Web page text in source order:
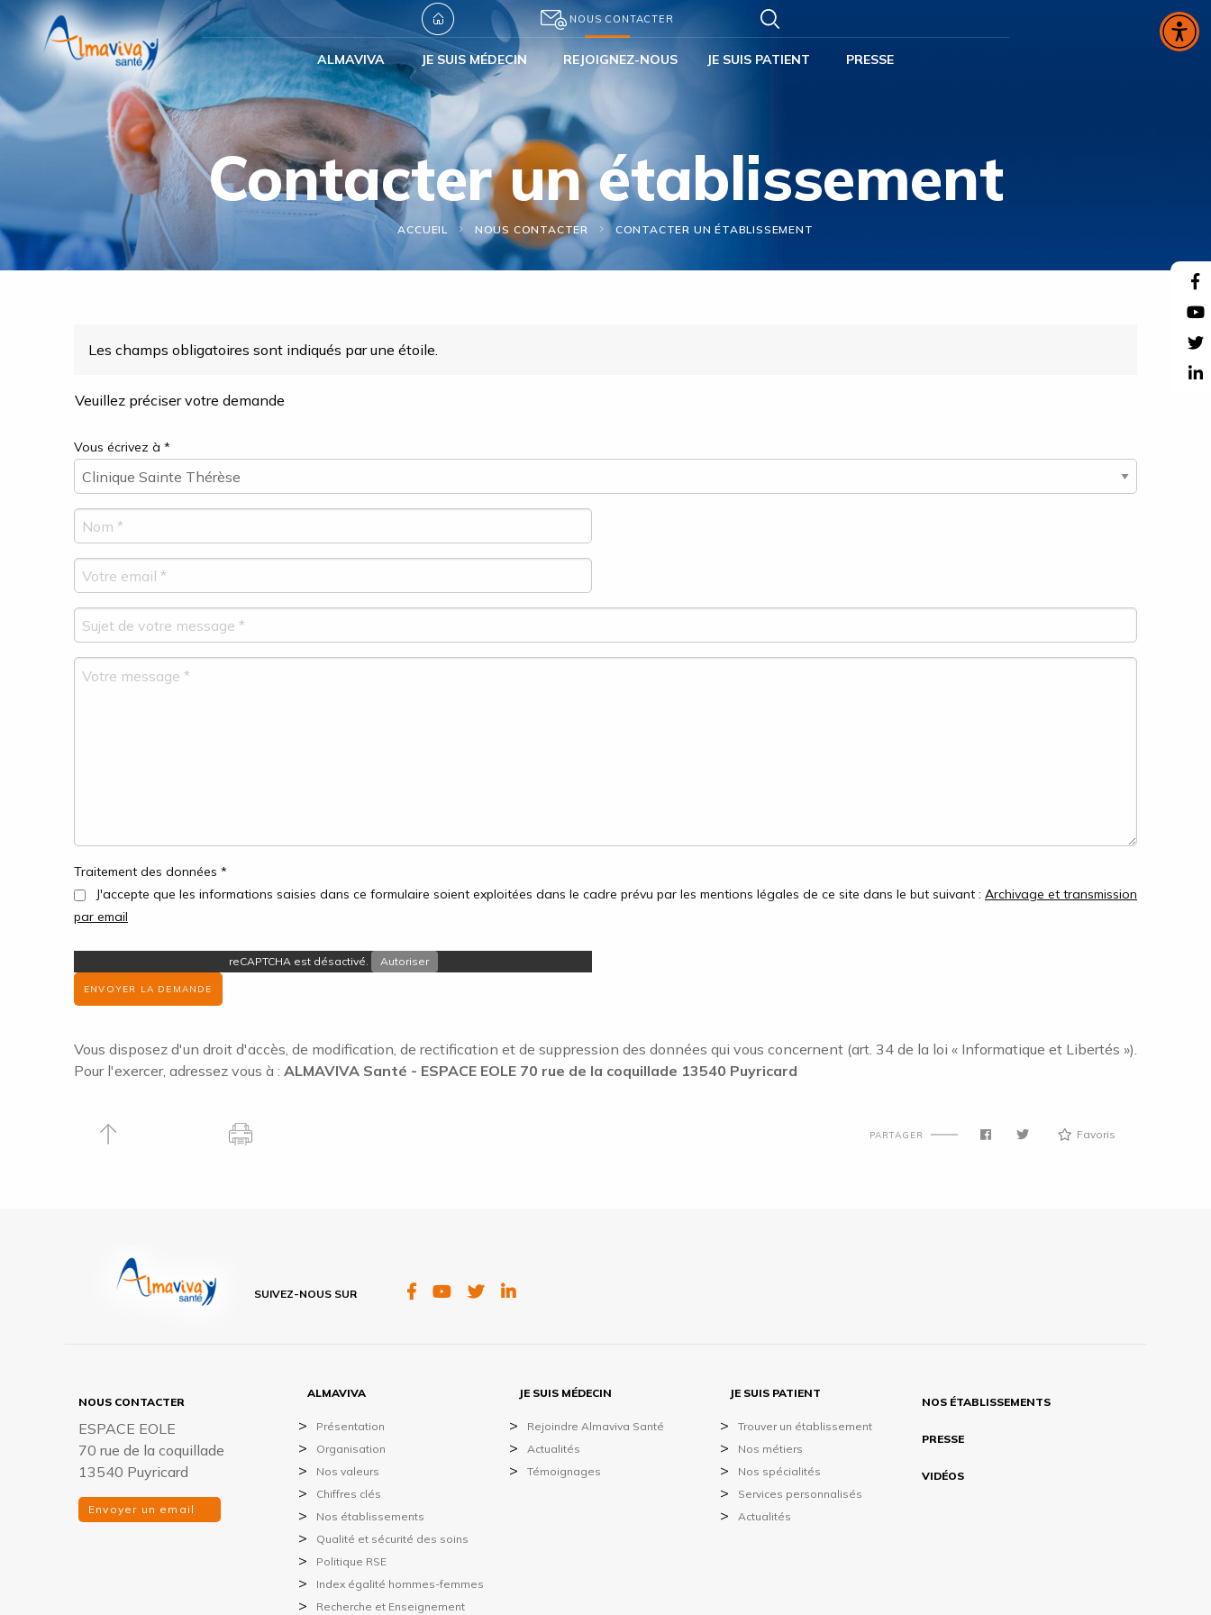
NOUS CONTACTER
ALMAVIVA JE SUIS MÉDECIN REJOIGNEZ-NOUS JE SUIS PATIENT PRESSE
Contacter un établissement
ACCUEIL NOUS CONTACTER CONTACTER UN ÉTABLISSEMENT
Les champs obligatoires sont indiqués par une étoile.
Veuillez préciser votre demande
Vous écrivez à *
Traitement des données *
J'accepte que les informations saisies dans ce formulaire soient exploitées dans le cadre prévu par les mentions légales de ce site dans le but suivant : Archivage et transmission
par email
reCAPTCHA est désactivé. Autoriser
ENVOYER LA DEMANDE
Vous disposez d'un droit d'accès, de modification, de rectification et de suppression des données qui vous concernent (art. 34 de la loi « Informatique et Libertés »).
Pour l'exercer, adressez vous à : ALMAVIVA Santé - ESPACE EOLE 70 rue de la coquillade 13540 Puyricard
PARTAGER Favoris
SUIVEZ-NOUS SUR FACEBOOKYOUTUBETWITTER
NOUS CONTACTER
ESPACE EOLE
70 rue de la coquillade
13540 Puyricard
Envoyer un email
ALMAVIVA
Présentation
Organisation
Nos valeurs
Chiffres clés
Nos établissements
Qualité et sécurité des soins
Politique RSE
Index égalité hommes-femmes
Recherche et Enseignement
JE SUIS MÉDECIN
Rejoindre Almaviva Santé
Actualités
Témoignages
JE SUIS PATIENT
Trouver un établissement
Nos métiers
Nos spécialités
Services personnalisés
Actualités
NOS ÉTABLISSEMENTS
PRESSE
VIDÉOS
Panneau de gestion des cookies